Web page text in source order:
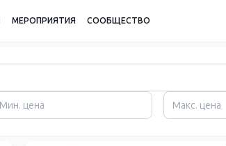
МЕРОПРИЯТИЯ СООБЩЕСТВО